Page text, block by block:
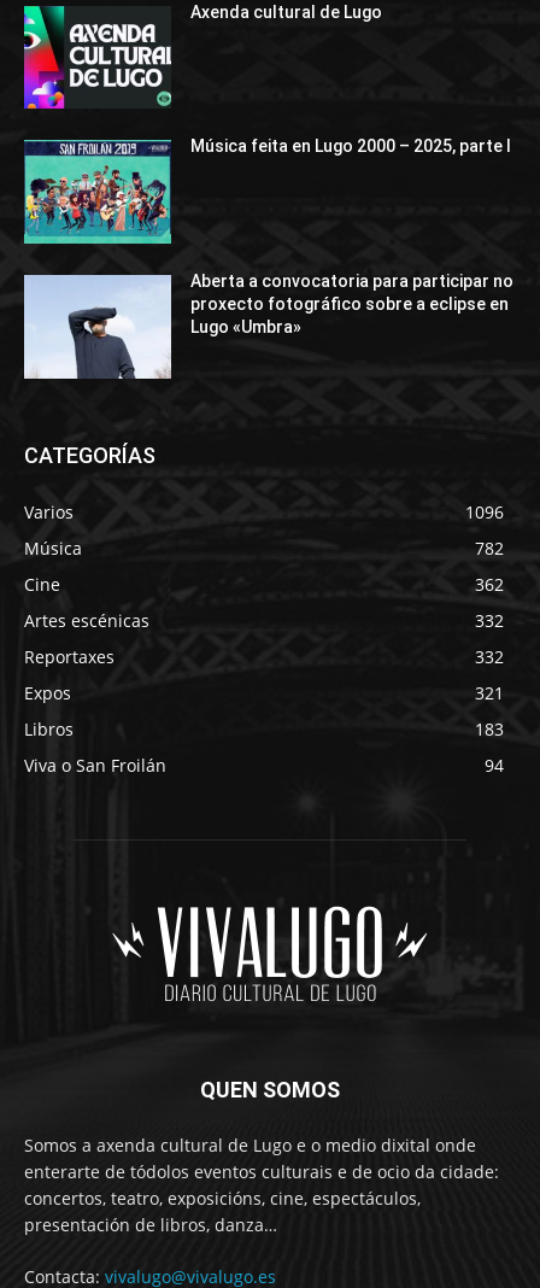
Axenda cultural de Lugo
Música feita en Lugo 2000 – 2025, parte I
Aberta a convocatoria para participar no
proxecto fotográfico sobre a eclipse en
Lugo «Umbra»
CATEGORÍAS
Varios
1096
Música
782
Cine
362
Artes escénicas
332
Reportaxes
332
Expos
321
Libros
183
Viva o San Froilán
94
QUEN SOMOS
Somos a axenda cultural de Lugo e o medio dixital onde
enterarte de tódolos eventos culturais e de ocio da cidade:
concertos, teatro, exposicións, cine, espectáculos,
presentación de libros, danza…
Contacta: vivalugo@vivalugo.es